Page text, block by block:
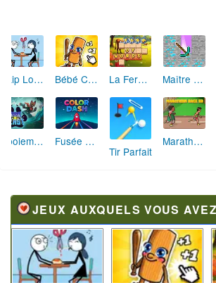
Skip Love: L'Amour en Péril Bébé Clic Italien: La Folie des Petits Bambins La Ferme des Mots - Cultivez votre Vocabulaire Maître de la Destruction: Fusion de Pioches
Aboiement Stellaire : Aventure Canine Fusée Chromatique: La Course des Couleurs
Tir Parfait
Marathon Champion io
JEUX AUXQUELS VOUS AVEZ LE